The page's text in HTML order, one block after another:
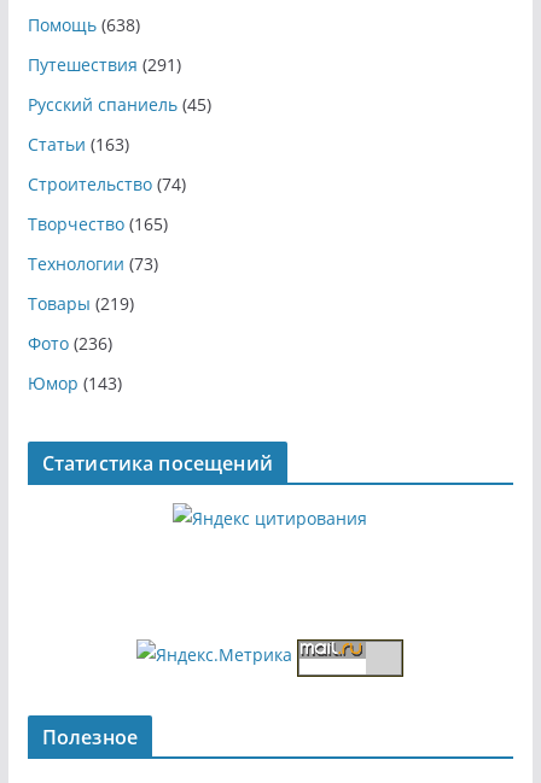
Помощь(638)
Путешествия (291)
Русский спаниель(45)
Статьи (163)
Строительство(74)
Творчество(165)
Технологии (73)
Товары (219)
Фото(236)
Юмор (143)
Статистика посещений
Полезное